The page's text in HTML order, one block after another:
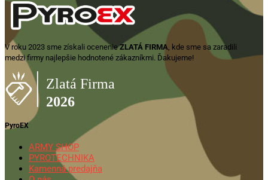
V roku 2023 sme získali ocenenieZLATÁ FIRMA , kde sme sa zaradili
medzi firmy najlepšie hodnotené zákazníkmi. Ďakujeme!
PyroEX
ARMY SHOP
PYROTECHNIKA
Kamenná predajňa